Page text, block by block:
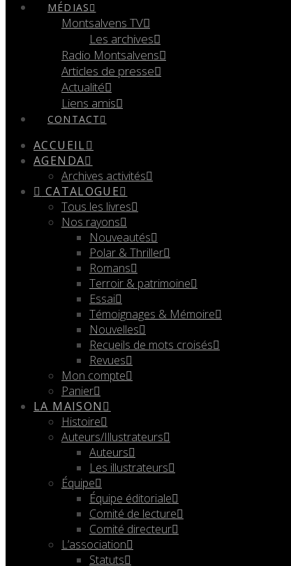
MÉDIAS
Montsalvens TV
Les archives
Radio Montsalvens
Articles de presse
Actualité
Liens amis
CONTACT
ACCUEIL
AGENDA
Archives activités
CATALOGUE
Tous les livres
Nos rayons
Nouveautés
Polar & Thriller
Romans
Terroir & patrimoine
Essai
Témoignages & Mémoire
Nouvelles
Recueils de mots croisés
Revues
Mon compte
Panier
LA MAISON
Histoire
Auteurs/Illustrateurs
Auteurs
Les illustrateurs
Équipe
Équipe éditoriale
Comité de lecture
Comité directeur
L’association
Statuts